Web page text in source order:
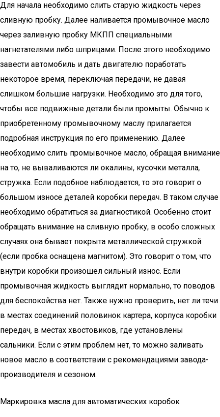
Для начала необходимо слить старую жидкость через
сливную пробку. Далее наливается промывочное масло
через заливную пробку МКПП специальными
нагнетателями либо шприцами. После этого необходимо
завести автомобиль и дать двигателю поработать
некоторое время, переключая передачи, не давая
слишком большие нагрузки. Необходимо это для того,
чтобы все подвижные детали были промыты. Обычно к
приобретенному промывочному маслу прилагается
подробная инструкция по его применению. Далее
необходимо слить промывочное масло, обращая внимание
на то, не вываливаются ли окалины, кусочки металла,
стружка. Если подобное наблюдается, то это говорит о
большом износе деталей коробки передач. В таком случае
необходимо обратиться за диагностикой. Особенно стоит
обращать внимание на сливную пробку, в особо сложных
случаях она бывает покрыта металлической стружкой
(если пробка оснащена магнитом). Это говорит о том, что
внутри коробки произошел сильный износ. Если
промывочная жидкость выглядит нормально, то поводов
для беспокойства нет. Также нужно проверить, нет ли течи
в местах соединений половинок картера, корпуса коробки
передач, в местах хвостовиков, где установлены
сальники. Если с этим проблем нет, то можно заливать
новое масло в соответствии с рекомендациями завода-
производителя и сезоном.
Маркировка масла для автоматических коробок